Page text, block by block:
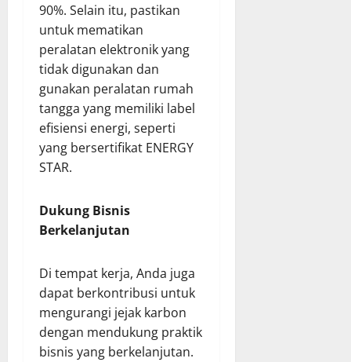
90%. Selain itu, pastikan
untuk mematikan
peralatan elektronik yang
tidak digunakan dan
gunakan peralatan rumah
tangga yang memiliki label
efisiensi energi, seperti
yang bersertifikat ENERGY
STAR.
Dukung Bisnis
Berkelanjutan
Di tempat kerja, Anda juga
dapat berkontribusi untuk
mengurangi jejak karbon
dengan mendukung praktik
bisnis yang berkelanjutan.